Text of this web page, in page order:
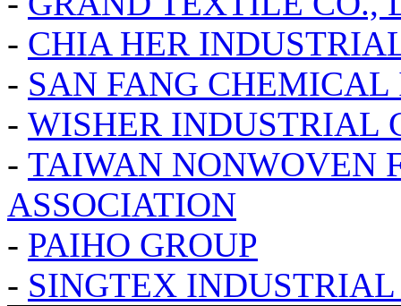
- CHIA HER
- SAN FANG
- WISHER INDUSTRIAL
- TAIWAN NONWOVEN
ASSOCIATION
- PAIHO GROUP
- SINGTEX INDUSTRIAL